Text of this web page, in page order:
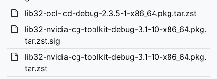
lib32-ocl-icd-debug-2.3.5-1-x86_64.pkg.tar.zst
lib32-nvidia-cg-toolkit-debug-3.1-10-x86_64.pkg.
tar.zst.sig
lib32-nvidia-cg-toolkit-debug-3.1-10-x86_64.pkg.
tar.zst